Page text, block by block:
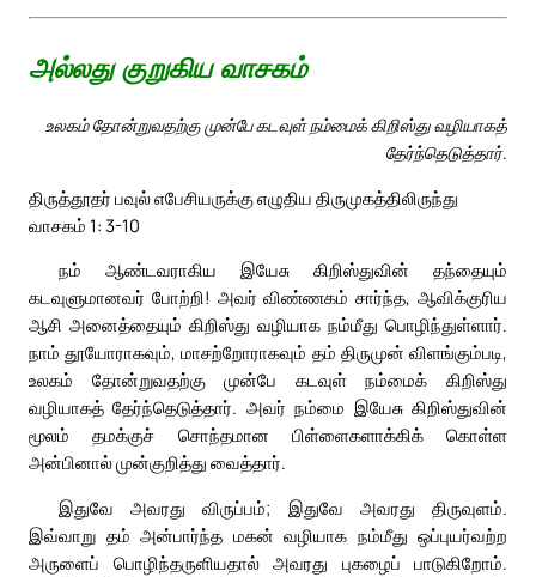
அல்லது குறுகிய வாசகம்
உலகம் தோன்றுவதற்கு முன்பே கடவுள் நம்மைக் கிறிஸ்து வழியாகத்
தேர்ந்தெடுத்தார்.
திருத்தூதர் பவுல் எபேசியருக்கு எழுதிய திருமுகத்திலிருந்து
வாசகம் 1: 3-10
நம் ஆண்டவராகிய இயேசு கிறிஸ்துவின் தந்தையும்
கடவுளுமானவர் போற்றி! அவர் விண்ணகம் சார்ந்த, ஆவிக்குரிய
ஆசி அனைத்தையும் கிறிஸ்து வழியாக நம்மீது பொழிந்துள்ளார்.
நாம் தூயோராகவும், மாசற்றோராகவும் தம் திருமுன் விளங்கும்படி,
உலகம் தோன்றுவதற்கு முன்பே கடவுள் நம்மைக் கிறிஸ்து
வழியாகத் தேர்ந்தெடுத்தார். அவர் நம்மை இயேசு கிறிஸ்துவின்
மூலம் தமக்குச் சொந்தமான பிள்ளைகளாக்கிக் கொள்ள
அன்பினால் முன்குறித்து வைத்தார்.
இதுவே அவரது விருப்பம்; இதுவே அவரது திருவுளம்.
இவ்வாறு தம் அன்பார்ந்த மகன் வழியாக நம்மீது ஒப்புயர்வற்ற
அருளைப் பொழிந்தருளியதால் அவரது புகழைப் பாடுகிறோம்.